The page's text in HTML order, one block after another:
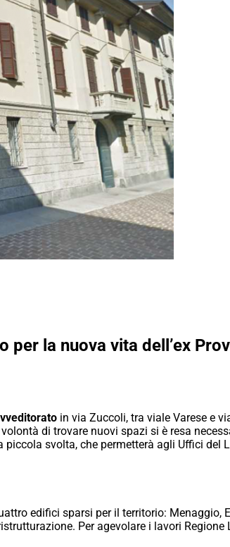
la nuova vita dell’ex
in via Zuccoli, tra viale Varese e
di trovare nuovi spazi si è resa
svolta, che permetterà agli Uffici del
edifici sparsi per il territorio: Menaggio,
Per agevolare i lavori